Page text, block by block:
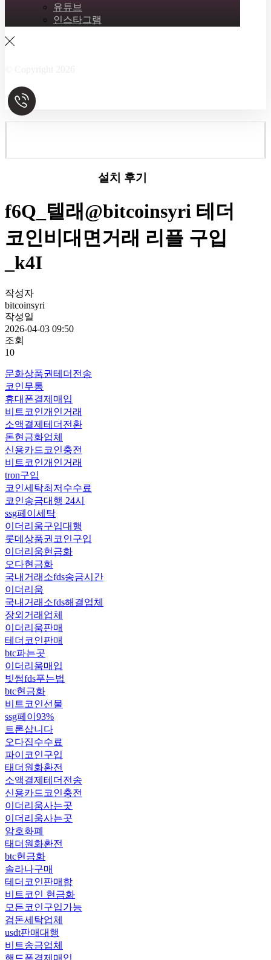
유튜브
인스타그램
설치 후기
f6Q_텔래@bitcoinsyri 테더
코인비대면거래 리플 구입
_k4I
작성자
bitcoinsyri
작성일
2026-04-03 09:50
조회
10
문화상품권테더전송
코인무통
휴대폰결제매입
비트코인개인거래
소액결제테더전환
돈현금화업체
신용카드코인충전
비트코인개인거래
tron구입
코인세탁최저수수료
코인송금대행 24시
ssg페이세탁
이더리움구입대행
롯데상품권코인구입
이더리움현금화
오다현금화
국내거래소fds송금시간
이더리움
국내거래소fds해결업체
장외거래업체
이더리움판매
테더코인판매
btc파는곳
이더리움매입
빗썸fds푸는법
btc현금화
비트코인선물
ssg페이93%
트론삽니다
오다집수수료
파이코인구입
태더원화환전
소액결제테더전송
신용카드코인충전
이더리움사는곳
이더리움사는곳
암호화폐
태더원화환전
btc현금화
솔라나구매
테더코인판매함
비트코인 현금화
모든코인구입가능
검돈세탁업체
usdt판매대행
비트송금업체
핸드폰결제매입